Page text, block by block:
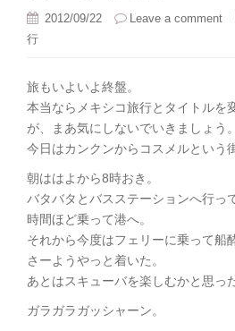
2012/09/22 Leave a comment
行
旅もいよいよ終盤。
本当ならメキシコ旅行とタイトルを
が、まあ気にしないでいきましょう。
今日はカンクンからコスメルという
朝ははよから8時おき。
バタバタとバスステーションへ行っ
時間ほど乗って港へ。
それから今度はフェリーに乗って船
さーようやっと着いた。
あとはスキューバを楽しむかと思っ
ガラガラガッシャーン。